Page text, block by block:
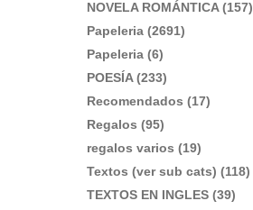
NOVELA ROMÁNTICA (157)
Papeleria (2691)
Papeleria (6)
POESÍA (233)
Recomendados (17)
Regalos (95)
regalos varios (19)
Textos (ver sub cats) (118)
TEXTOS EN INGLES (39)